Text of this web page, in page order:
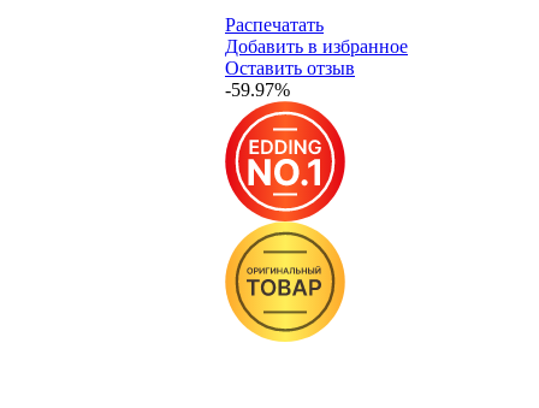
Распечатать
Добавить в избранное
Оставить отзыв
-59.97%